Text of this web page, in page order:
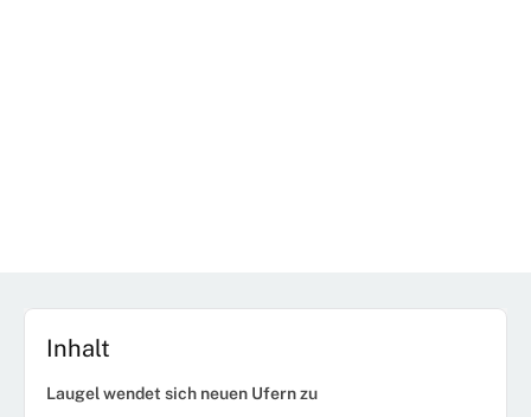
Inhalt
Laugel wendet sich neuen Ufern zu